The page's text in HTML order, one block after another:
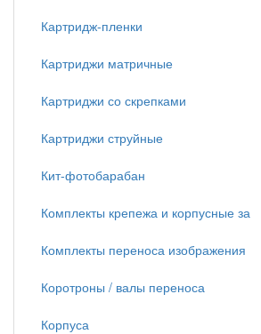
Картридж-пленки
Картриджи матричные
Картриджи со скрепками
Картриджи струйные
Кит-фотобарабан
Комплекты крепежа и корпусные за
Комплекты переноса изображения
Коротроны / валы переноса
Корпуса